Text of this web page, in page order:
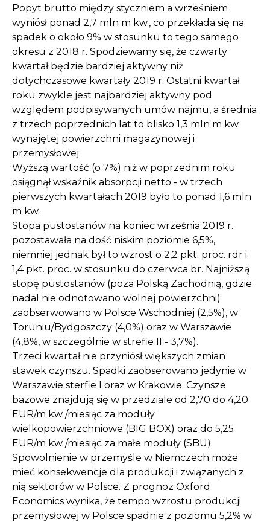
Popyt brutto między styczniem a wrześniem
wyniósł ponad 2,7 mln m kw., co przekłada się na
spadek o około 9% w stosunku to tego samego
okresu z 2018 r. Spodziewamy się, że czwarty
kwartał będzie bardziej aktywny niż
dotychczasowe kwartały 2019 r. Ostatni kwartał
roku zwykle jest najbardziej aktywny pod
względem podpisywanych umów najmu, a średnia
z trzech poprzednich lat to blisko 1,3 mln m kw.
wynajętej powierzchni magazynowej i
przemysłowej.
Wyższą wartość (o 7%) niż w poprzednim roku
osiągnął wskaźnik absorpcji netto - w trzech
pierwszych kwartałach 2019 było to ponad 1,6 mln
m kw.
Stopa pustostanów na koniec września 2019 r.
pozostawała na dość niskim poziomie 6,5%,
niemniej jednak był to wzrost o 2,2 pkt. proc. rdr i
1,4 pkt. proc. w stosunku do czerwca br. Najniższą
stopę pustostanów (poza Polską Zachodnią, gdzie
nadal nie odnotowano wolnej powierzchni)
zaobserwowano w Polsce Wschodniej (2,5%), w
Toruniu/Bydgoszczy (4,0%) oraz w Warszawie
(4,8%, w szczególnie w strefie II - 3,7%).
Trzeci kwartał nie przyniósł większych zmian
stawek czynszu. Spadki zaobserowano jedynie w
Warszawie sterfie I oraz w Krakowie. Czynsze
bazowe znajdują się w przedziale od 2,70 do 4,20
EUR/m kw./miesiąc za moduły
wielkopowierzchniowe (BIG BOX) oraz do 5,25
EUR/m kw./miesiąc za małe moduły (SBU).
Spowolnienie w przemyśle w Niemczech może
mieć konsekwencje dla produkcji i związanych z
nią sektorów w Polsce. Z prognoz Oxford
Economics wynika, że tempo wzrostu produkcji
przemysłowej w Polsce spadnie z poziomu 5,2% w